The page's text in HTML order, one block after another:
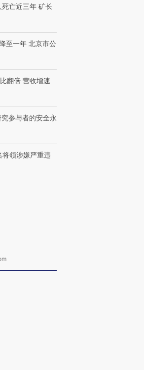
亡近三年 矿长
至一年 北京市公
翻倍 营收增速
参与者的安全永
领涉嫌严重违